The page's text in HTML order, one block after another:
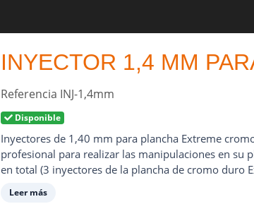
INYECTOR 1,4 MM
Referencia INJ-1,4mm
Disponible
Inyectores de 1,40 mm para plancha Extreme
profesional para realizar las manipulaciones en su
en total (3 inyectores de la plancha de cromo duro
Leer más